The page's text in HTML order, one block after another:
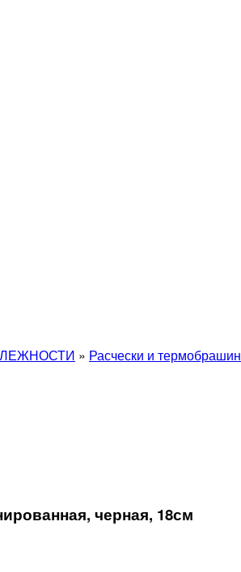
» Расчески и
черная, 18см